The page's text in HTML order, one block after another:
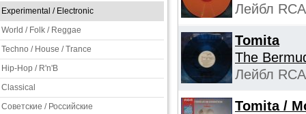
Experimental / Electronic
World / Folk / Reggae
Techno / House / Trance
Hip-Hop / R'n'B
Classical
Советские / Российские
Лейбл
Tomita
The
Лейбл
Tomita /